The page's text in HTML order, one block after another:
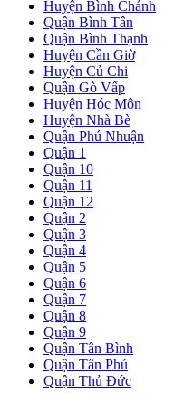
Huyện Bình Chánh
Quận Bình Tân
Quận Bình Thạnh
Huyện Cần Giờ
Huyện Củ Chi
Quận Gò Vấp
Huyện Hóc Môn
Huyện Nhà Bè
Quận Phú Nhuận
Quận 1
Quận 10
Quận 11
Quận 12
Quận 2
Quận 3
Quận 4
Quận 5
Quận 6
Quận 7
Quận 8
Quận 9
Quận Tân Bình
Quận Tân Phú
Quận Thủ Đức